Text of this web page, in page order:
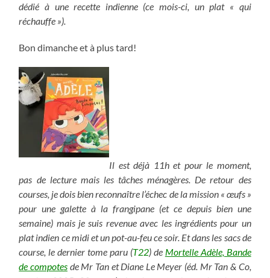
dédié à une recette indienne (ce mois-ci, un plat « qui
réchauffe »).
Bon dimanche et à plus tard!
Il est déjà 11h et pour le moment,
pas de lecture mais les tâches ménagères. De retour des
courses, je dois bien reconnaître l’échec de la mission « œufs »
pour une galette à la frangipane (et ce depuis bien une
semaine) mais je suis revenue avec les ingrédients pour un
plat indien ce midi et un pot-au-feu ce soir. Et dans les sacs de
course, le dernier tome paru (T22) de Mortelle Adèle, Bande
de compotes de Mr Tan et Diane Le Meyer (éd. Mr Tan & Co,